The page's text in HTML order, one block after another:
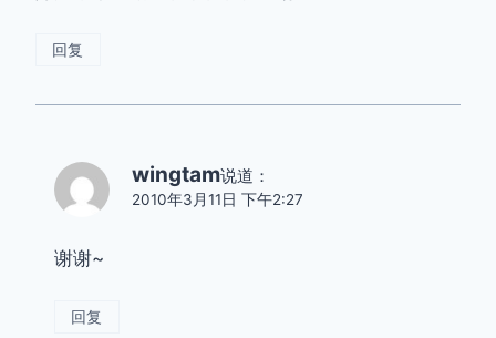
回复
wingtam说道：
2010年3月11日 下午2:27
谢谢~
回复